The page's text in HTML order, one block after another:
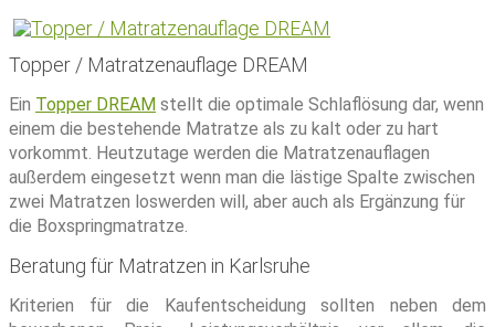
Topper / Matratzenauflage DREAM
Ein Topper DREAM stellt die optimale Schlaflösung dar, wenn
einem die bestehende Matratze als zu kalt oder zu hart
vorkommt. Heutzutage werden die Matratzenauflagen
außerdem eingesetzt wenn man die lästige Spalte zwischen
zwei Matratzen loswerden will, aber auch als Ergänzung für
die Boxspringmatratze.
Beratung für Matratzen in Karlsruhe
Kriterien für die Kaufentscheidung sollten neben dem